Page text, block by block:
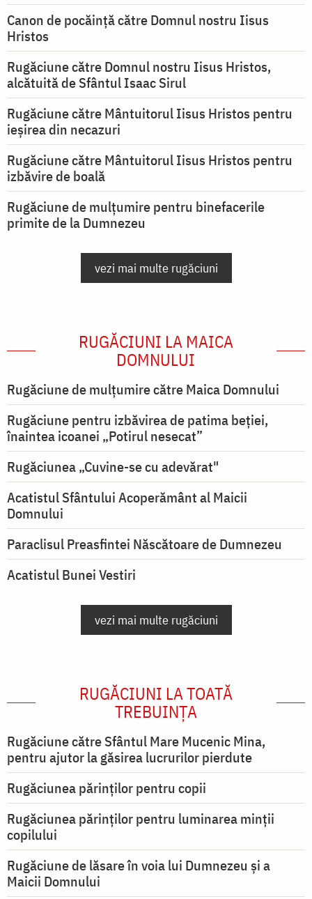
Canon de pocăință către Domnul nostru Iisus
Hristos
Rugăciune către Domnul nostru Iisus Hristos,
alcătuită de Sfântul Isaac Sirul
Rugăciune către Mântuitorul Iisus Hristos pentru
ieşirea din necazuri
Rugăciune către Mântuitorul Iisus Hristos pentru
izbăvire de boală
Rugăciune de mulțumire pentru binefacerile
primite de la Dumnezeu
vezi mai multe rugăciuni
RUGĂCIUNI LA MAICA
DOMNULUI
Rugăciune de mulţumire către Maica Domnului
Rugăciune pentru izbăvirea de patima beției,
înaintea icoanei „Potirul nesecat”
Rugăciunea „Cuvine-se cu adevărat"
Acatistul Sfântului Acoperământ al Maicii
Domnului
Paraclisul Preasfintei Născătoare de Dumnezeu
Acatistul Bunei Vestiri
vezi mai multe rugăciuni
RUGĂCIUNI LA TOATĂ
TREBUINȚA
Rugăciune către Sfântul Mare Mucenic Mina,
pentru ajutor la găsirea lucrurilor pierdute
Rugăciunea părinților pentru copii
Rugăciunea părinților pentru luminarea minţii
copilului
Rugăciune de lăsare în voia lui Dumnezeu şi a
Maicii Domnului